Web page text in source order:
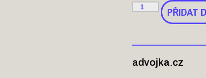
PŘIDAT
advojka.cz